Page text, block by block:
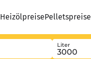
HeizölpreisePelletspreise
Liter